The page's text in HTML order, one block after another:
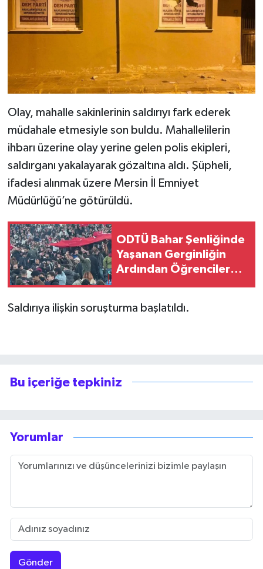
Olay, mahalle sakinlerinin saldırıyı fark ederek
müdahale etmesiyle son buldu. Mahallelilerin
ihbarı üzerine olay yerine gelen polis ekipleri,
saldırganı yakalayarak gözaltına aldı. Şüpheli,
ifadesi alınmak üzere Mersin İl Emniyet
Müdürlüğü’ne götürüldü.
ODTÜ Bahar Şenliğinde
Yaşanan Gerginliğin
Ardından Öğrencilere
Saldırıya ilişkin soruşturma başlatıldı.
Bu içeriğe tepkiniz
Yorumlar
Gönder
TARİH
YAŞAM